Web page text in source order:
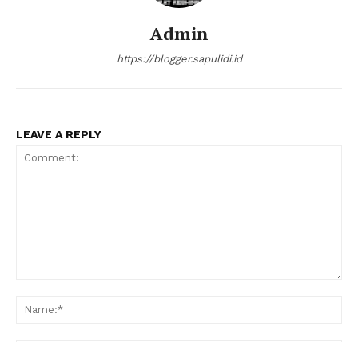
Admin
https://blogger.sapulidi.id
LEAVE A REPLY